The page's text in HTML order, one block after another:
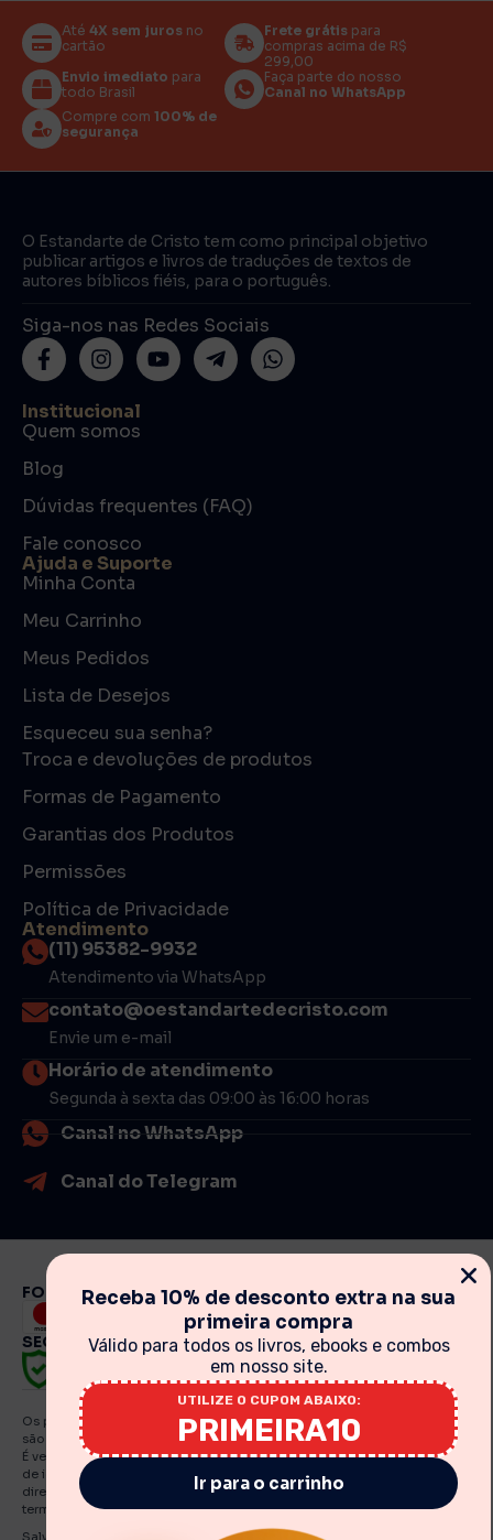
Até 4X sem juros no
cartão
Frete grátis para
compras acima de R$
299,00
Envio imediato para
todo Brasil
Faça parte do nosso
Canal no WhatsApp
Compre com 100% de
segurança
O Estandarte de Cristo tem como principal objetivo
publicar artigos e livros de traduções de textos de
autores bíblicos fiéis, para o português.
Siga-nos nas Redes Sociais
Institucional
Quem somos
Blog
Dúvidas frequentes (FAQ)
Fale conosco
Ajuda e Suporte
Minha Conta
Meu Carrinho
Meus Pedidos
Lista de Desejos
Esqueceu sua senha?
Troca e devoluções de produtos
Formas de Pagamento
Garantias dos Produtos
Permissões
Política de Privacidade
Atendimento
(11) 95382-9932
Atendimento via WhatsApp
contato@oestandartedecristo.com
Envie um e-mail
Horário de atendimento
Segunda à sexta das 09:00 às 16:00 horas
Canal no WhatsApp
Canal do Telegram
FORMAS DE PAGAMENTO
SEGURANÇA
Os preços, promoções, condições de pagamento, frete e produtos
são válidos exclusivamente para compras realizadas via internet.
É vedada qualquer reprodução, total ou parcial, de qualquer elemento
de identidade, sem expressa autorização. A violação de qualquer
direito mencionado implicará na responsabilização cível e criminal nos
termos da Lei. Fotos meramente ilustrativas.
Receba 10% de desconto extra na sua
primeira compra
Válido para todos os livros, ebooks e combos
em nosso site.
UTILIZE O CUPOM ABAIXO:
PRIMEIRA10
Ir para o carrinho